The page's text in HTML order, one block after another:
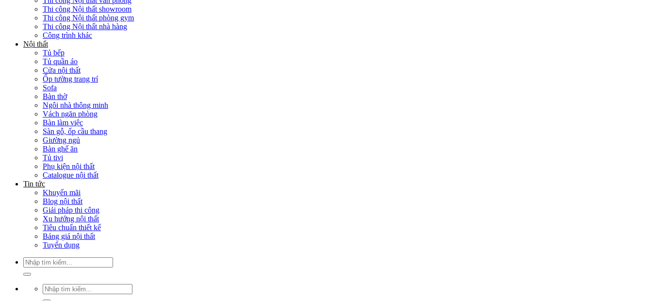
Thi công Nội thất showroom
Thi công Nội thất phòng gym
Thi công Nội thất nhà hàng
Công trình khác
Nội thất
Tủ bếp
Tủ quần áo
Cửa nội thất
Ốp tường trang trí
Sofa
Bàn thờ
Ngôi nhà thông minh
Vách ngăn phòng
Bàn làm việc
Sàn gỗ, ốp cầu thang
Giường ngủ
Bàn ghế ăn
Tủ tivi
Phụ kiện nội thất
Catalogue nội thất
Tin tức
Khuyến mãi
Blog nội thất
Giải pháp thi công
Xu hướng nội thất
Tiêu chuẩn thiết kế
Bảng giá nội thất
Tuyển dụng
Tìm
kiếm:
Tìm
kiếm: